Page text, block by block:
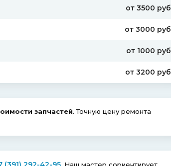
от 3500 руб
от 3000 руб
от 1000 руб
от 3200 руб
запчастей. Точную цену ремонта